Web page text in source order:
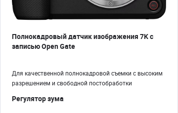
Полнокадровый датчик изображения 7K с
записью Open Gate
Для качественной полнокадровой съемки с высоким
разрешением и свободной постобработки
Регулятор зума